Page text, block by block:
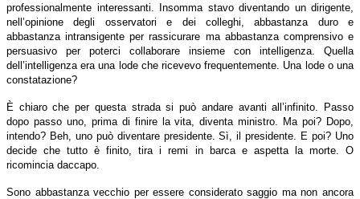
professionalmente interessanti. Insomma stavo diventando un dirigente,
nell’opinione degli osservatori e dei colleghi, abbastanza duro e
abbastanza intransigente per rassicurare ma abbastanza comprensivo e
persuasivo per poterci collaborare insieme con intelligenza. Quella
dell’intelligenza era una lode che ricevevo frequentemente. Una lode o una
constatazione?
È chiaro che per questa strada si può andare avanti all’infinito. Passo
dopo passo uno, prima di finire la vita, diventa ministro. Ma poi? Dopo,
intendo? Beh, uno può diventare presidente. Sì, il presidente. E poi? Uno
decide che tutto è finito, tira i remi in barca e aspetta la morte. O
ricomincia daccapo.
Sono abbastanza vecchio per essere considerato saggio ma non ancora